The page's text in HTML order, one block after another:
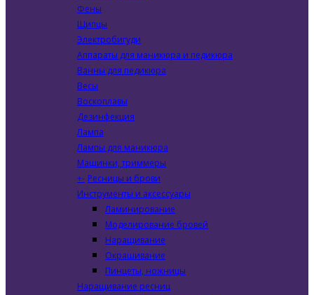
Фены
Щипцы
Электробигуди
Аппараты для маникюра и педикюра
Ванны для педикюра
Весы
Воскоплавы
Дезинфекция
Лампа
Лампы для маникюра
Машинки, триммеры
+- Ресницы и брови
Инструменты и аксессуары
Ламинирование
Моделирование бровей
Наращивание
Окрашивание
Пинцеты, ножницы
Наращивание ресниц